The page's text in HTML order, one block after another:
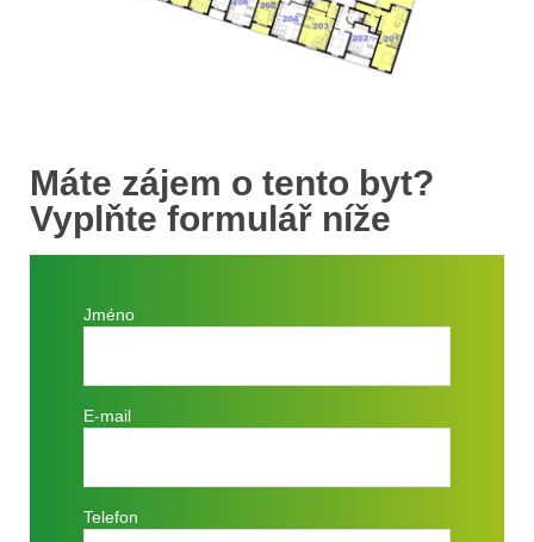
Máte zájem o tento byt?
Vyplňte formulář níže
Jméno
E-mail
Telefon